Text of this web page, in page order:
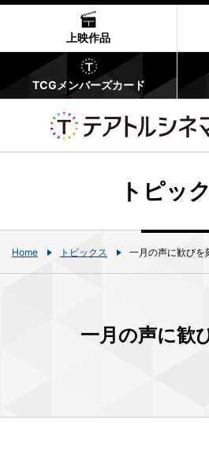
上映作品
TCGメンバーズカード
トピッ
Home トピックス 一月の声に歓びを
一月の声に歓